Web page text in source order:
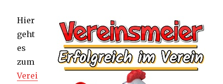
Hier
geht
es
zum
Verei